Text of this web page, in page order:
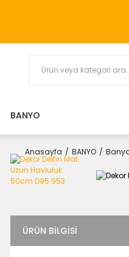
BANYO
Anasayfa BANYO
ÜRÜN BILGISI